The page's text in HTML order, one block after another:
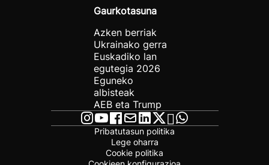
Gaurkotasuna
Azken berriak
Ukrainako gerra
Euskadiko lan
egutegia 2026
Eguneko
albisteak
AEB eta Trump
Pribatutasun politika
Lege oharra
Cookie politika